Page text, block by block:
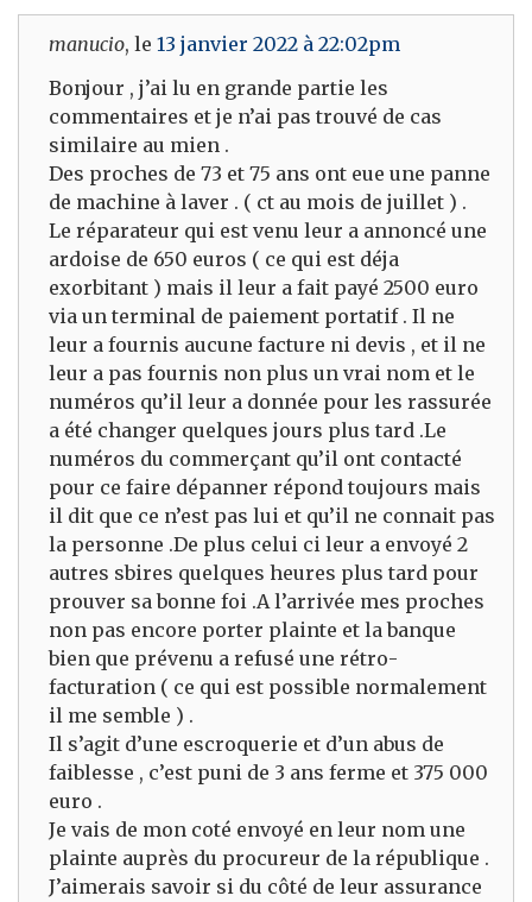
manucio, le 13 janvier 2022 à 22:02pm
Bonjour , j’ai lu en grande partie les
commentaires et je n’ai pas trouvé de cas
similaire au mien .
Des proches de 73 et 75 ans ont eue une panne
de machine à laver . ( ct au mois de juillet ) .
Le réparateur qui est venu leur a annoncé une
ardoise de 650 euros ( ce qui est déja
exorbitant ) mais il leur a fait payé 2500 euro
via un terminal de paiement portatif . Il ne
leur a fournis aucune facture ni devis , et il ne
leur a pas fournis non plus un vrai nom et le
numéros qu’il leur a donnée pour les rassurée
a été changer quelques jours plus tard .Le
numéros du commerçant qu’il ont contacté
pour ce faire dépanner répond toujours mais
il dit que ce n’est pas lui et qu’il ne connait pas
la personne .De plus celui ci leur a envoyé 2
autres sbires quelques heures plus tard pour
prouver sa bonne foi .A l’arrivée mes proches
non pas encore porter plainte et la banque
bien que prévenu a refusé une rétro-
facturation ( ce qui est possible normalement
il me semble ) .
Il s’agit d’une escroquerie et d’un abus de
faiblesse , c’est puni de 3 ans ferme et 375 000
euro .
Je vais de mon coté envoyé en leur nom une
plainte auprès du procureur de la république .
J’aimerais savoir si du côté de leur assurance